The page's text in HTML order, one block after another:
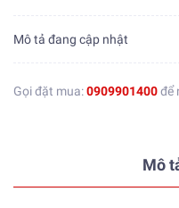
Mô tả đang cập nhật
Gọi đặt mua:0909901400để
Mô